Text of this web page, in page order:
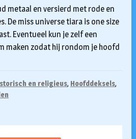
metaal en versierd met rode en
De miss universe tiara is one size
Eventueel kun je zelf een
maken zodat hij rondom je hoofd
en religieus, Hoofddeksels,